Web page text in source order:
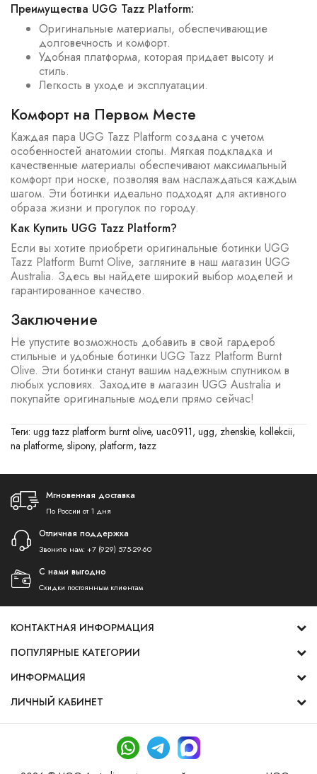
Преимущества UGG Tazz Platform:
Оригинальные материалы, обеспечивающие
долговечность и комфорт.
Удобная платформа, которая придает высоту и
стиль.
Легкость в уходе и эксплуатации.
Комфорт на Первом Месте
Каждая пара UGG Tazz Platform создана с учетом
особенностей анатомии стопы. Мягкая подкладка и
качественные материалы обеспечивают максимальный
комфорт при носке, позволяя вам наслаждаться каждым
шагом. Эти ботинки идеально подходят для активного
образа жизни и прогулок по городу.
Как Купить UGG Tazz Platform?
Если вы хотите приобрети оригинальные ботинки UGG
Tazz Platform Burnt Olive, загляните в наш магазин UGG
Australia. Здесь вы найдете широкий выбор моделей и
гарантированное качество.
Заключение
Не упустите возможность добавить в свой гардероб
стильные и удобные ботинки UGG Tazz Platform Burnt
Olive. Эти ботинки станут вашим надежным спутником в
любых условиях. Заходите в магазин UGG Australia и
покупайте оригинальные модели прямо сейчас!
Теги: ugg tazz platform burnt olive, uac0911, ugg, zhenskie, kollekcii,
na platforme, slipony, platform,tazz
Мгновенная доставка
По России от 1 дня
Отличная поддержка
Звоните нам: +7 (929) 575-29-60
С нами выгодно
Скидки постоянным клиентам
КОНТАКТНАЯ ИНФОРМАЦИЯ
ПОПУЛЯРНЫЕ КАТЕГОРИИ
ИНФОРМАЦИЯ
ЛИЧНЫЙ КАБИНЕТ